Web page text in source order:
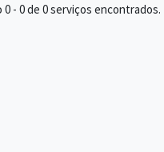
0 - 0 de 0 serviços encontrados.